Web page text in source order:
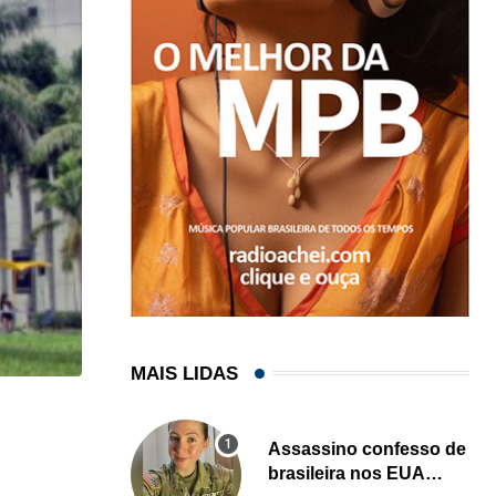
HISTÓRICO
Açaí é reconhecido oficialmente como fruto
MAIS LIDAS
Assassino confesso de
brasileira nos EUA